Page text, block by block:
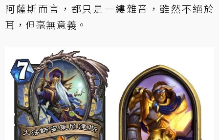
阿薩斯而言，都只是一縷雜音，雖然不絕於
耳，但毫無意義。